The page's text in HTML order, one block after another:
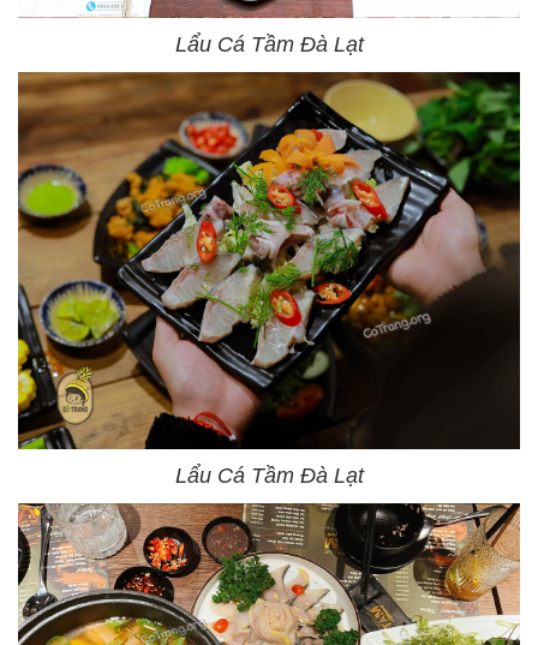
Lẩu Cá Tầm Đà Lạt
Lẩu Cá Tầm Đà Lạt